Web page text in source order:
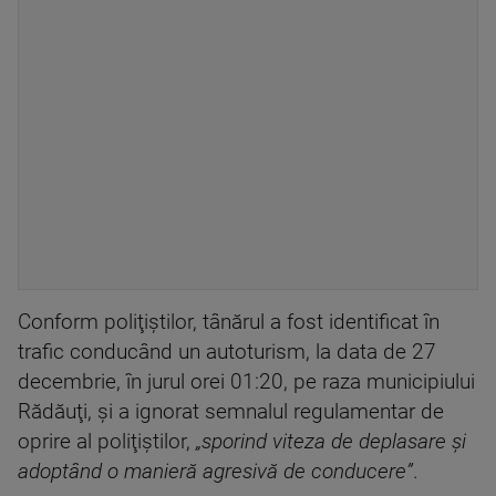
Conform poliţiştilor, tânărul a fost identificat în
trafic conducând un autoturism, la data de 27
decembrie, în jurul orei 01:20, pe raza municipiului
Rădăuţi, şi a ignorat semnalul regulamentar de
oprire al poliţiştilor, „sporind viteza de deplasare şi
adoptând o manieră agresivă de conducere”.